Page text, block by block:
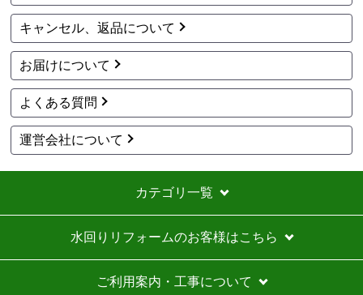
欲しい商品をスムーズに注文できましたか？
はい
ショップからの連絡や対応は適切でしたか？
はい
予定の期日までに商品が届きましたか？
はい
商品の梱包は必要十分なものでしたか？
はい
【注文商品】カセットコンロ 【注文時
【このショップを選んだ理由は？】
キャンセル、返品について
お届けについて
よくある質問
運営会社について
カテゴリ一覧
水回りリフォームのお客様はこちら
ご利用案内・工事について